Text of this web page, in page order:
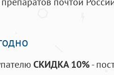
СКИДКА 10%-